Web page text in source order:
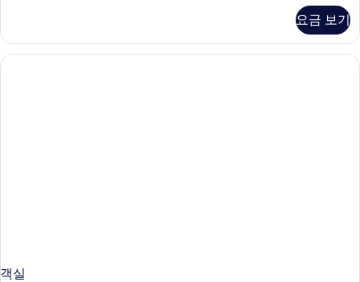
히
보
기
요금 보기
객실